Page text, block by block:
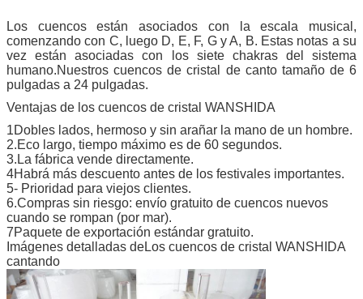
Los cuencos están asociados con la escala musical,
comenzando con C, luego D, E, F, G y A, B. Estas notas a su
vez están asociadas con los siete chakras del sistema
humano.Nuestros cuencos de cristal de canto tamaño de 6
pulgadas a 24 pulgadas.
Ventajas de los cuencos de cristal WANSHIDA
1Dobles lados, hermoso y sin arañar la mano de un hombre.
2.Eco largo, tiempo máximo es de 60 segundos.
3. La fábrica vende directamente.
4Habrá más descuento antes de los festivales importantes.
5- Prioridad para viejos clientes.
6.Compras sin riesgo: envío gratuito de cuencos nuevos
cuando se rompan (por mar).
7Paquete de exportación estándar gratuito.
Imágenes detalladas deLos cuencos de cristal WANSHIDA
cantando